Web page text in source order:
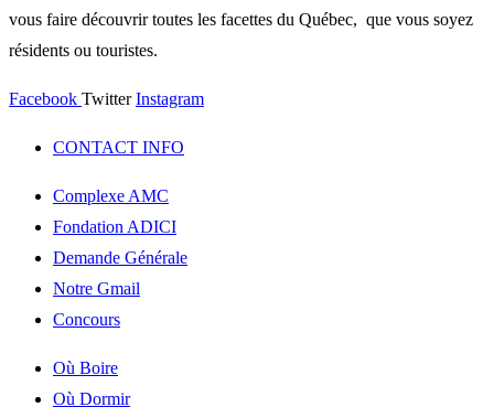
vous faire découvrir toutes les facettes du Québec, que vous soyez
résidents ou touristes.
Facebook Twitter Instagram
CONTACT INFO
Complexe AMC
Fondation ADICI
Demande Générale
Notre Gmail
Concours
Où Boire
Où Dormir